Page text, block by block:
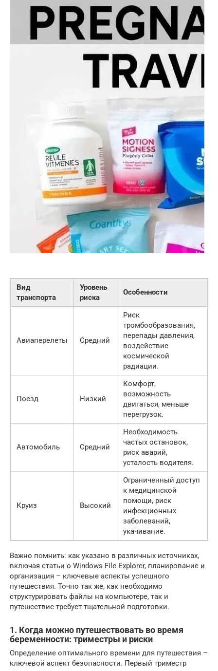
Вид
транспорта
Уровень
риска
Особенности
Авиаперелеты Средний
Риск
тромбообразования,
перепады давления,
воздействие
космической
радиации.
Поезд Низкий
Комфорт,
возможность
двигаться, меньше
перегрузок.
Автомобиль Средний
Необходимость
частых остановок,
риск аварий,
усталость водителя.
Круиз Высокий
Ограниченный доступ
к медицинской
помощи, риск
инфекционных
заболеваний,
укачивание.
Важно помнить: как указано в различных источниках,
включая статьи о Windows File Explorer, планирование и
организация – ключевые аспекты успешного
путешествия. Точно так же, как необходимо
структурировать файлы на компьютере, так и
путешествие требует тщательной подготовки.
1. Когда можно путешествовать во время
беременности: триместры и риски
Определение оптимального времени для путешествия –
ключевой аспект безопасности. Первый триместр